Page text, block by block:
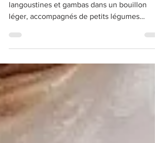
Recette light de fêtes: nage de Saint
langoustines et gambas dans un bouillon
léger, accompagnés de petits légumes